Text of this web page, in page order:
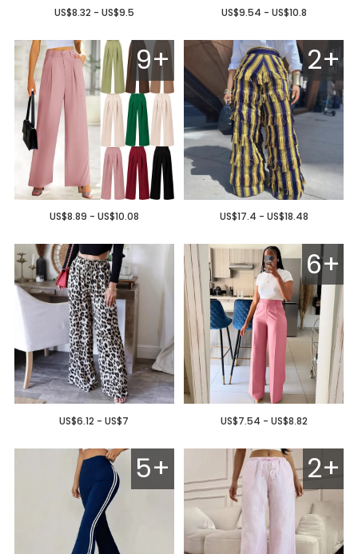
US$8.32 - US$9.5 US$9.54 - US$10.8
9+
US$8.89 - US$10.08
2+
US$17.4 - US$18.48
US$6.12 - US$7
6+
US$7.54 - US$8.82
5+ 2+